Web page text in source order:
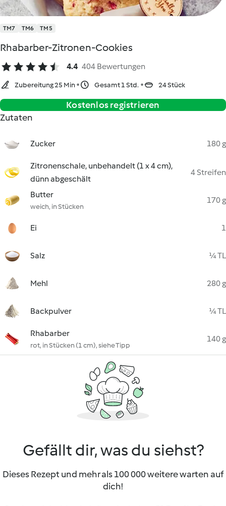
TM7 TM6 TM5
Rhabarber-Zitronen-Cookies
4.4 404 Bewertungen
Zubereitung 25 Min Gesamt 1 Std. 24 Stück
Kostenlos registrieren
Zutaten
Zucker 180 g
Zitronenschale, unbehandelt (1 x 4 cm),
dünn abgeschält
4 Streifen
Butter
weich, in Stücken
170 g
Ei 1
Salz ¼ TL
Mehl 280 g
Backpulver ¼ TL
Rhabarber
rot, in Stücken (1 cm), siehe Tipp
140 g
Gefällt dir, was du siehst?
Dieses Rezept und mehr als 100 000 weitere warten auf
dich!